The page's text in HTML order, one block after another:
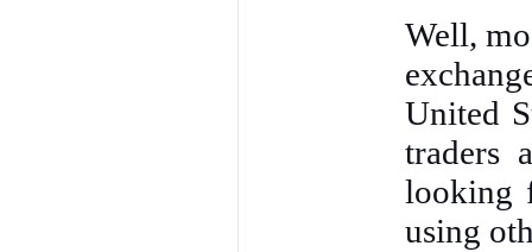
Well,
United
traders
looking
using